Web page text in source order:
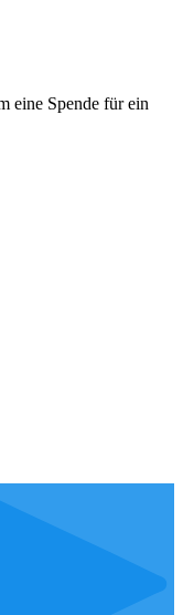
eine Spende für ein